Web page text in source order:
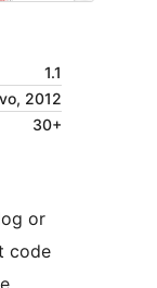
1.1
2012
30+
or
code